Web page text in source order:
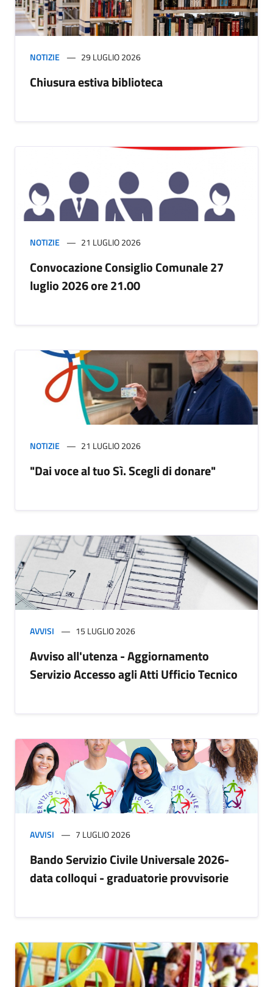
NOTIZIE 29 LUGLIO 2026
Chiusura estiva biblioteca
NOTIZIE 21 LUGLIO 2026
Convocazione Consiglio Comunale 27
luglio 2026 ore 21.00
NOTIZIE 21 LUGLIO 2026
"Dai voce al tuo Sì. Scegli di donare"
AVVISI 15 LUGLIO 2026
Avviso all'utenza - Aggiornamento
Servizio Accesso agli Atti Ufficio Tecnico
AVVISI 7 LUGLIO 2026
Bando Servizio Civile Universale 2026-
data colloqui - graduatorie provvisorie